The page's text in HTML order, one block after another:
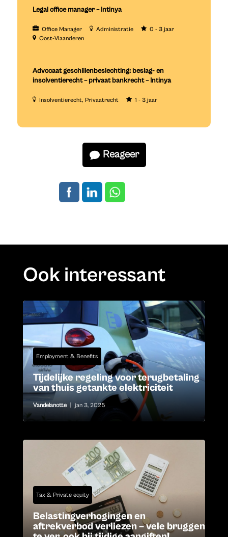
Legal office manager – Intinya
Office Manager Administratie
0 - 3 jaar
Oost-Vlaanderen
Advocaat geschillenbeslechting: beslag- en
insolventierecht – privaat bankrecht – Intinya
Insolventierecht Privaatrecht 1 - 3 jaar
Reageer
Ook interessant
Employment & Benefits
Tijdelijke regeling voor terugbetaling
van thuis getankte elektriciteit
Vandelanotte jan 3, 2025
Tax & Private equity
Belastingverhogingen en
aftrekverbod verliezen – vele bruggen